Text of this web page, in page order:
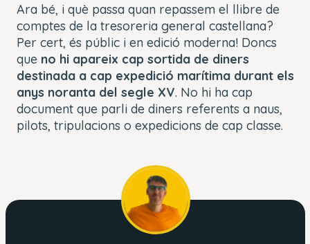
Ara bé, i què passa quan repassem el llibre de
comptes de la tresoreria general castellana?
Per cert, és públic i en edició moderna! Doncs
que no hi apareix cap sortida de diners
destinada a cap expedició marítima durant els
anys noranta del segle XV. No hi ha cap
document que parli de diners referents a naus,
pilots, tripulacions o expedicions de cap classe.